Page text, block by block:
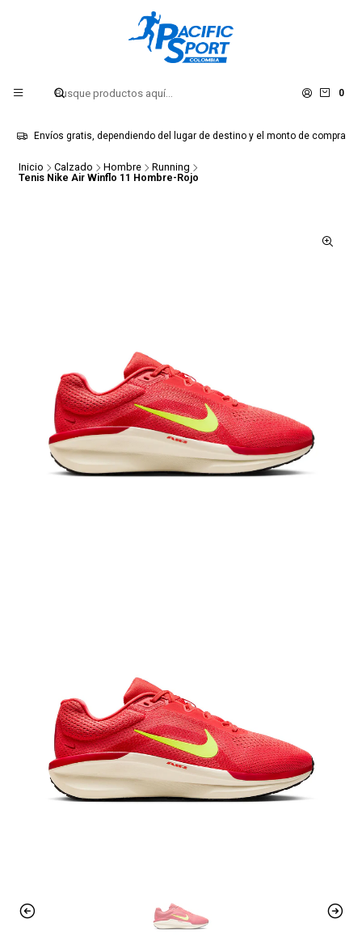
0
Envíos gratis, dependiendo del lugar de destino y el monto de compra
Inicio Calzado Hombre
Running
Tenis Nike Air Winflo 11 Hombre-Rojo